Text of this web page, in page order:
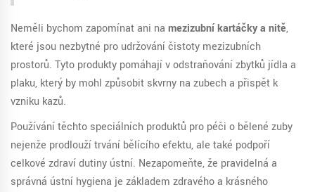
Neměli bychom zapomínat ani na mezizubní kartáčky a nitě,
které jsou nezbytné pro udržování čistoty mezizubních
prostorů. Tyto produkty pomáhají v odstraňování zbytků jídla a
plaku, který by mohl způsobit skvrny na zubech a přispět k
vzniku kazů.
Používání těchto speciálních produktů pro péči o bělené zuby
nejenže prodlouží trvání bělícího efektu, ale také podpoří
celkové zdraví dutiny ústní. Nezapomeňte, že pravidelná a
správná ústní hygiena je základem zdravého a krásného